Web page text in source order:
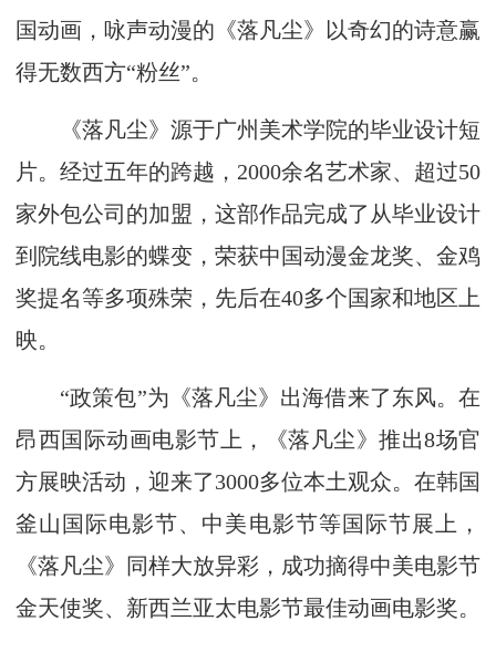
国动画，咏声动漫的《落凡尘》以奇幻的诗意赢
得无数西方“粉丝”。
《落凡尘》源于广州美术学院的毕业设计短
片。经过五年的跨越，2000余名艺术家、超过50
家外包公司的加盟，这部作品完成了从毕业设计
到院线电影的蝶变，荣获中国动漫金龙奖、金鸡
奖提名等多项殊荣，先后在40多个国家和地区上
映。
“政策包”为《落凡尘》出海借来了东风。在
昂西国际动画电影节上，《落凡尘》推出8场官
方展映活动，迎来了3000多位本土观众。在韩国
釜山国际电影节、中美电影节等国际节展上，
《落凡尘》同样大放异彩，成功摘得中美电影节
金天使奖、新西兰亚太电影节最佳动画电影奖。